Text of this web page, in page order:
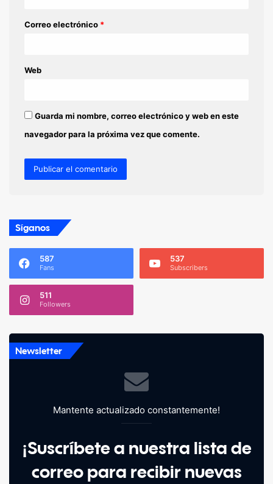
Correo electrónico *
Web
Guarda mi nombre, correo electrónico y web en este
navegador para la próxima vez que comente.
Síganos
587
Fans
537
Subscribers
511
Followers
Newsletter
Mantente actualizado constantemente!
¡Suscríbete a nuestra lista de
correo para recibir nuevas